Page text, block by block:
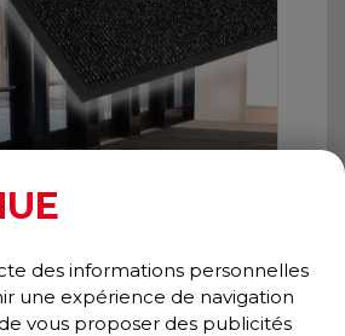
des informations personnelles
une expérience de navigation
vous proposer des publicités